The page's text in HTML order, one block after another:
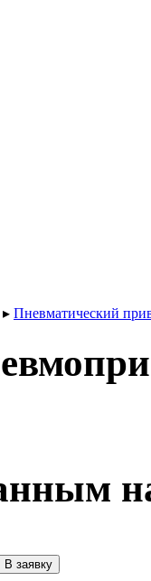
▸ Пневматический